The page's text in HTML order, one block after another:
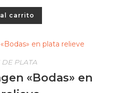
carrito
DE PLATA
«Bodas» en